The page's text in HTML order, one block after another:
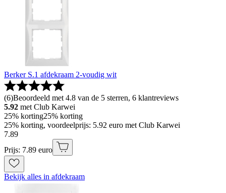
Berker S.1 afdekraam 2-voudig wit
(6)Beoordeeld met 4.8 van de 5 sterren, 6 klantreviews
5.92 met Club Karwei
25% korting25% korting
25% korting, voordeelprijs: 5.92 euro met Club Karwei
7.89
Prijs: 7.89 euro
Bekijk alles in afdekraam